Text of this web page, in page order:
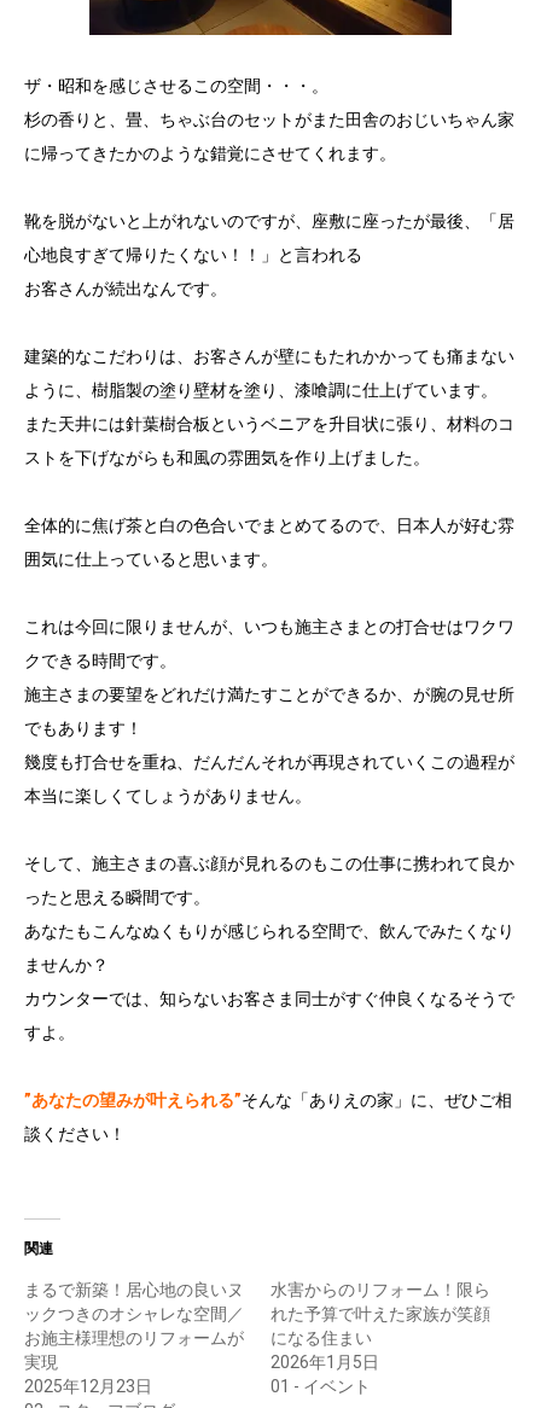
ザ・昭和を感じさせるこの空間・・・。
杉の香りと、畳、ちゃぶ台のセットがまた田舎のおじいちゃん家
に帰ってきたかのような錯覚にさせてくれます。
靴を脱がないと上がれないのですが、座敷に座ったが最後、「居
心地良すぎて帰りたくない！！」と言われる
お客さんが続出なんです。
建築的なこだわりは、お客さんが壁にもたれかかっても痛まない
ように、樹脂製の塗り壁材を塗り、漆喰調に仕上げています。
また天井には針葉樹合板というベニアを升目状に張り、材料のコ
ストを下げながらも和風の雰囲気を作り上げました。
全体的に焦げ茶と白の色合いでまとめてるので、日本人が好む雰
囲気に仕上っていると思います。
これは今回に限りませんが、いつも施主さまとの打合せはワクワ
クできる時間です。
施主さまの要望をどれだけ満たすことができるか、が腕の見せ所
でもあります！
幾度も打合せを重ね、だんだんそれが再現されていくこの過程が
本当に楽しくてしょうがありません。
そして、施主さまの喜ぶ顔が見れるのもこの仕事に携われて良か
ったと思える瞬間です。
あなたもこんなぬくもりが感じられる空間で、飲んでみたくなり
ませんか？
カウンターでは、知らないお客さま同士がすぐ仲良くなるそうで
すよ。
”あなたの望みが叶えられる”そんな「ありえの家」に、ぜひご相
談ください！
関連
まるで新築！居心地の良いヌ
ックつきのオシャレな空間／
お施主様理想のリフォームが
実現
2025年12月23日
水害からのリフォーム！限ら
れた予算で叶えた家族が笑顔
になる住まい
2026年1月5日
01 - イベント